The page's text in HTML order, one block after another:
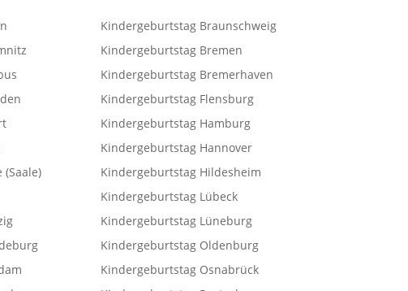
Kindergeburtstag Braunschweig
Kindergeburtstag Bremen
Kindergeburtstag Bremerhaven
Kindergeburtstag Flensburg
Kindergeburtstag Hamburg
Kindergeburtstag Hannover
Kindergeburtstag Hildesheim
Kindergeburtstag Lübeck
Kindergeburtstag Lüneburg
Kindergeburtstag Oldenburg
Kindergeburtstag Osnabrück